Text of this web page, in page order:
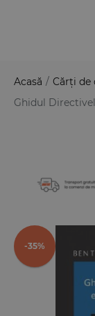
Acasă / Cărți de
Ghidul
-35%